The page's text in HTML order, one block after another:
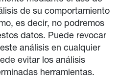
de su comportamiento
es decir, no podremos
datos. Puede revocar
análisis en cualquier
evitar los análisis
herramientas.